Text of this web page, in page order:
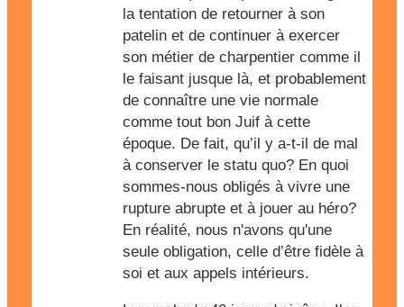
la tentation de retourner à son
patelin et de continuer à exercer
son métier de charpentier comme il
le faisant jusque là, et probablement
de connaître une vie normale
comme tout bon Juif à cette
époque. De fait, qu’il y a-t-il de mal
à conserver le statu quo? En quoi
sommes-nous obligés à vivre une
rupture abrupte et à jouer au héro?
En réalité, nous n'avons qu'une
seule obligation, celle d’être fidèle à
soi et aux appels intérieurs.